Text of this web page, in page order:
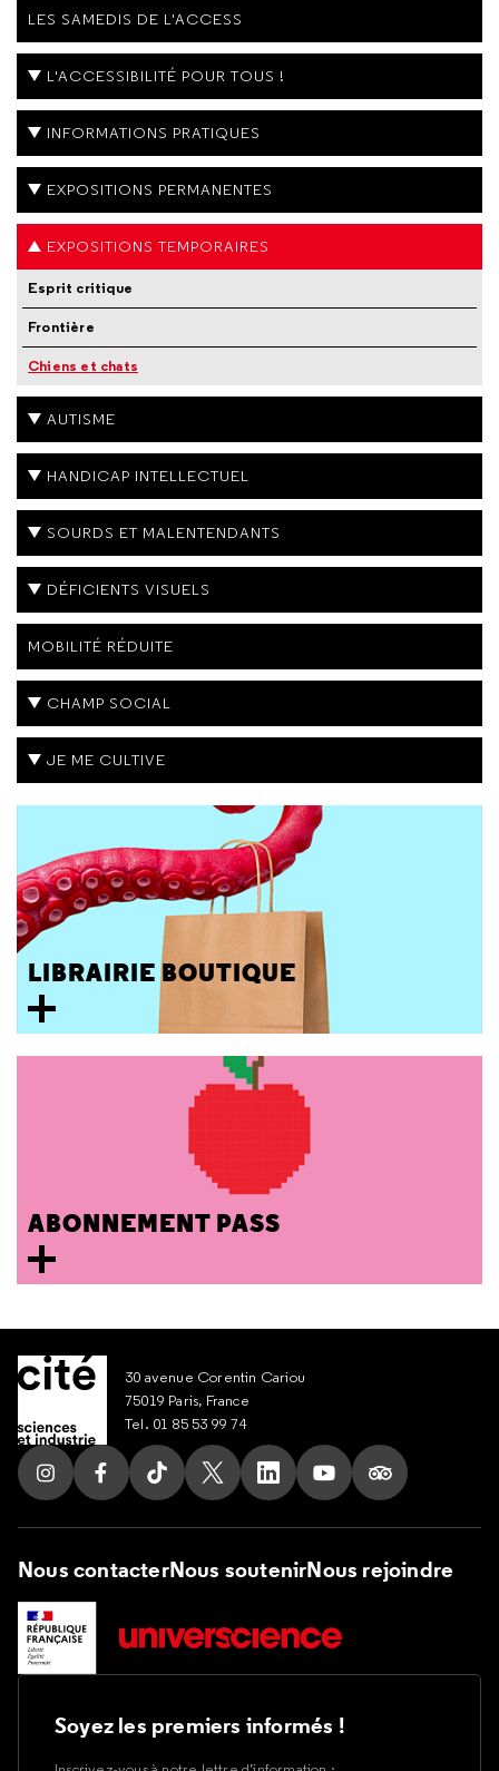
LES SAMEDIS DE L'ACCESS
L'ACCESSIBILITÉ POUR TOUS !
INFORMATIONS PRATIQUES
EXPOSITIONS PERMANENTES
EXPOSITIONS TEMPORAIRES
Esprit critique
Frontière
Chiens et chats
AUTISME
HANDICAP INTELLECTUEL
SOURDS ET MALENTENDANTS
DÉFICIENTS VISUELS
MOBILITÉ RÉDUITE
CHAMP SOCIAL
JE ME CULTIVE
LIBRAIRIE BOUTIQUE
ABONNEMENT PASS
30 avenue Corentin Cariou
75019 Paris, France
Tel. 01 85 53 99 74
Suivez nous sur Instagram
Suivez nous sur Facebook
Suivez nous sur Tik Tok
Suivez nous sur X
Suivez nous sur LinkedIn
Suivez nous sur
Suivez nous
Nous contacterNous soutenirNous rejoindre
Soyez les premiers informés !